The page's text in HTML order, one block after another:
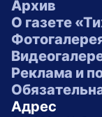
Архив
О газете
Реклама и
Адрес